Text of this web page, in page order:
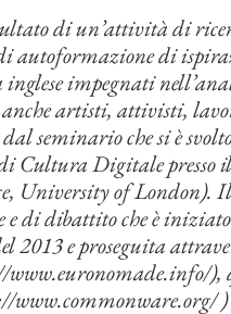
di un’attività di
di
impegnati
artisti, attivisti,
dal seminario che si è
Cultura Digitale
University of London).
e di dibattito che è
2013 e proseguita
),
www.commonware.org/